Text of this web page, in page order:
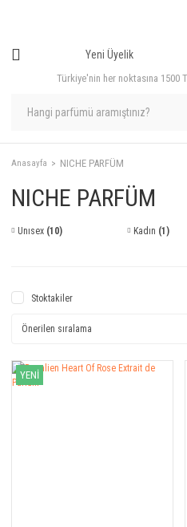
Türkiye'nin her noktasına 1500
Yeni Üyelik
Anasayfa NICHE PARFÜM
NICHE PARFÜM
Unısex (10) Kadın (1)
Stoktakiler
YENİ